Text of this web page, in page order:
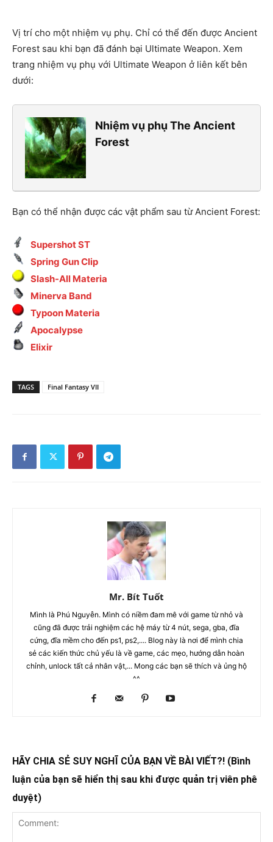
Vị trí cho một nhiệm vụ phụ. Chỉ có thể đến được Ancient
Forest sau khi bạn đã đánh bại Ultimate Weapon. Xem
trang nhiệm vụ phụ với Ultimate Weapon ở liên kết bên
dưới:
Nhiệm vụ phụ The Ancient
Forest
Bạn có thể nhận được các vật phẩm sau từ Ancient Forest:
Supershot ST
Spring Gun Clip
Slash-All Materia
Minerva Band
Typoon Materia
Apocalypse
Elixir
TAGS Final Fantasy VII
Mr. Bít Tuốt
Mình là Phú Nguyễn. Mình có niềm đam mê với game từ nhỏ và
cũng đã được trải nghiệm các hệ máy từ 4 nút, sega, gba, đĩa
cứng, đĩa mềm cho đến ps1, ps2,.... Blog này là nơi để mình chia
sẻ các kiến thức chủ yếu là về game, các mẹo, hướng dẫn hoàn
chỉnh, unlock tất cả nhân vật,... Mong các bạn sẽ thích và ủng hộ
^^
HÃY CHIA SẺ SUY NGHĨ CỦA BẠN VỀ BÀI VIẾT?! (Bình
luận của bạn sẽ hiển thị sau khi được quản trị viên phê
duyệt)